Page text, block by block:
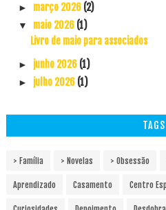
► março 2026 (2)
▼ maio 2026 (1)
Livro de maio para associados
► junho 2026 (1)
► julho 2026 (1)
TAGS
> Família > Novelas > Obsessão
Aprendizado Casamento Centro